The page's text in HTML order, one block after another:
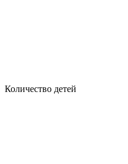
Количество детей